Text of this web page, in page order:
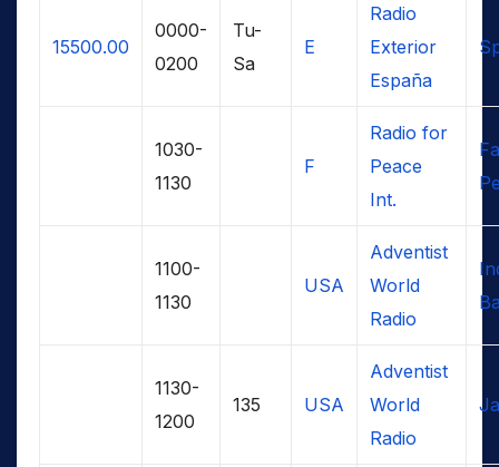
15500.00
0000-
0200
Tu-
Sa
E
Radio
Exterior
España
1030-
1130
F
Radio for
Peace
Int.
1100-
1130
USA
Adventist
World
Radio
1130-
1200
135 USA
Adventist
World
Radio